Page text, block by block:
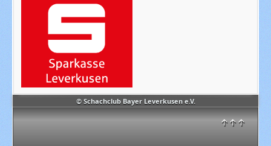
© Schachclub Bayer Leverkusen e.V.
↑↑↑